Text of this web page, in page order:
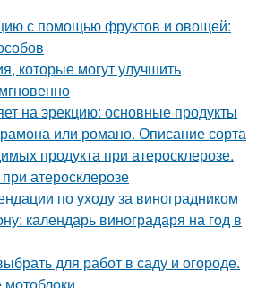
с помощью фруктов и овощей:
которые могут улучшить
на эрекцию: основные продукты
или романо. Описание сорта
продукта при атеросклерозе.
атеросклерозе
по уходу за виноградником
календарь виноградаря на год в
для работ в саду и огороде.